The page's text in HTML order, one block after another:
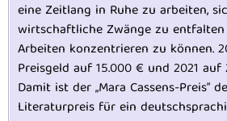
eine Zeitlang in Ruhe zu arbeiten,
wirtschaftliche Zwänge zu
Arbeiten konzentrieren zu können.
Preisgeld auf 15.000 € und 2021
Damit ist der „Mara Cassens-Preis“
Literaturpreis für ein